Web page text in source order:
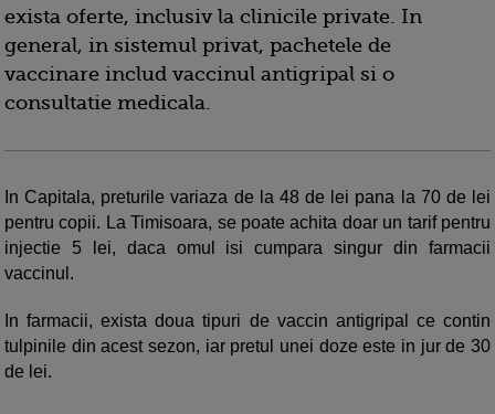
exista oferte, inclusiv la clinicile private. In
general, in sistemul privat, pachetele de
vaccinare includ vaccinul antigripal si o
consultatie medicala.
In Capitala, preturile variaza de la 48 de lei pana la 70 de lei
pentru copii. La Timisoara, se poate achita doar un tarif pentru
injectie 5 lei, daca omul isi cumpara singur din farmacii
vaccinul.
In farmacii, exista doua tipuri de vaccin antigripal ce contin
tulpinile din acest sezon, iar pretul unei doze este in jur de 30
de lei.